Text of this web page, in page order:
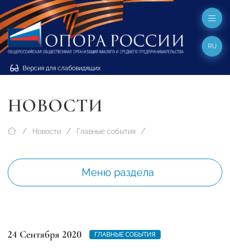
Версия для слабовидящих
RU
НОВОСТИ
Новости Главные события
Меню раздела
24 Сентября 2020 ГЛАВНЫЕ СОБЫТИЯ